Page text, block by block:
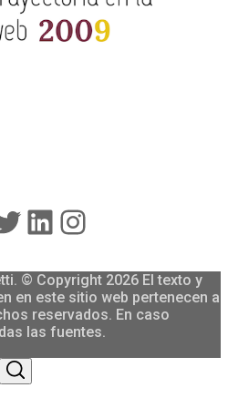
LinkedIn
Instagram
© Copyright 2026 El texto y
en este sitio web pertenecen a
reservados. En caso
las fuentes.